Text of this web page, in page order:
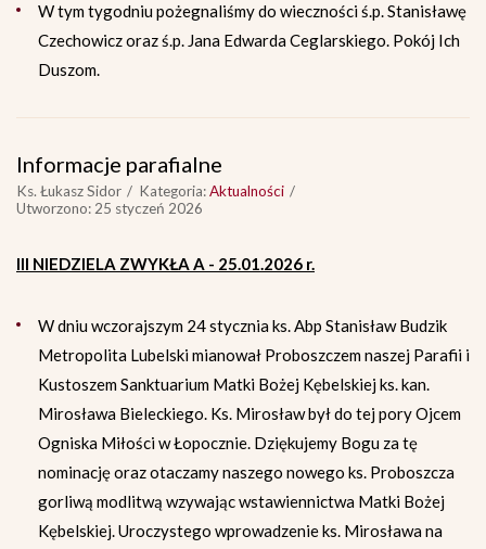
W tym tygodniu pożegnaliśmy do wieczności ś.p. Stanisławę
Czechowicz oraz ś.p. Jana Edwarda Ceglarskiego. Pokój Ich
Duszom.
Informacje parafialne
Ks. Łukasz Sidor Kategoria:Aktualności
Utworzono: 25 styczeń 2026
III NIEDZIELA ZWYKŁA A - 25.01.2026 r.
W dniu wczorajszym 24 stycznia ks. Abp Stanisław Budzik
Metropolita Lubelski mianował Proboszczem naszej Parafii i
Kustoszem Sanktuarium Matki Bożej Kębelskiej ks. kan.
Mirosława Bieleckiego. Ks. Mirosław był do tej pory Ojcem
Ogniska Miłości w Łopocznie. Dziękujemy Bogu za tę
nominację oraz otaczamy naszego nowego ks. Proboszcza
gorliwą modlitwą wzywając wstawiennictwa Matki Bożej
Kębelskiej. Uroczystego wprowadzenie ks. Mirosława na